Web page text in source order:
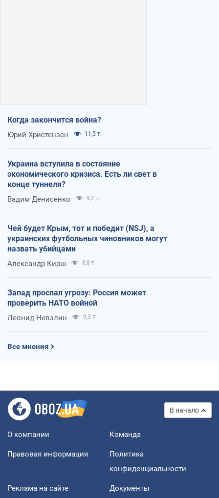
Когда закончится война?
Юрий Христензен 11,5 т.
Украина вступила в состояние
экономического кризиса. Есть ли свет в
конце туннеля?
Вадим Денисенко 9,2 т.
Чей будет Крым, тот и победит (NSJ), а
украинских футбольных чиновников могут
назвать убийцами
Александр Кирш 8,8 т.
Запад проспал угрозу: Россия может
проверить НАТО войной
Леонид Невзлин 9,3 т.
Все мнения
В начало
О компании Команда
Правовая информация
Политика
конфиденциальности
Реклама на сайте Документы